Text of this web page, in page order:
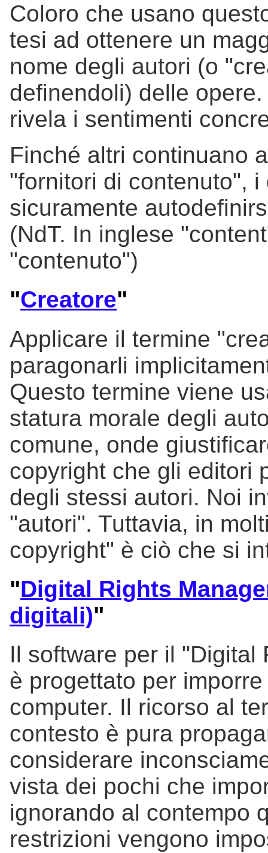
Coloro che usano
tesi ad ottenere un
nome degli autori (o
definendoli) delle
rivela i sentimenti
Finché altri continuano
"fornitori di contenuto",
sicuramente
(NdT. In inglese
"contenuto")
"Creatore"
Applicare il termine
paragonarli
Questo termine viene
statura morale degli
comune, onde
copyright che gli editori
degli stessi autori. Noi
"autori". Tuttavia, in
copyright" è ciò che si
"Digital Rights
digitali)"
Il software per il "Digital
è progettato per
computer. Il ricorso al
contesto è pura
considerare
vista dei pochi che
ignorando al contempo
restrizioni vengono